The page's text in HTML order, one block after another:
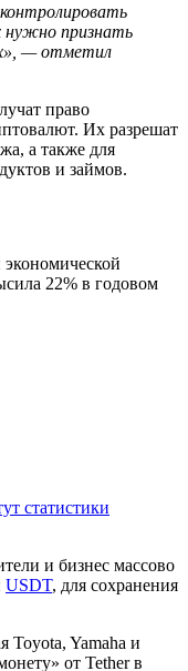
нужно признать
— отметил
право
Их разрешат
а также для
и займов.
22% в годовом
статистики
и бизнес массово
USDT, для сохранения
Toyota, Yamaha и
от Tether в